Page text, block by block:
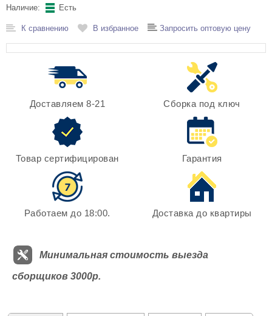
Наличие: Есть
К сравнению В избранное Запросить оптовую цену
Доставляем 8-21 Сборка под ключ
Товар сертифицирован Гарантия
Работаем до 18:00. Доставка до квартиры
Минимальная стоимость выезда
сборщиков 3000р.